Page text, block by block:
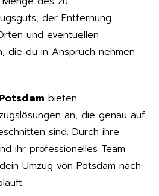
der Entfernung
und eventuellen
die du in Anspruch nehmen
bieten
an, die genau auf
sind. Durch ihre
ihr professionelles Team
Umzug von Potsdam nach